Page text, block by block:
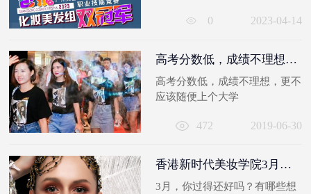
0 2023-04-14
高考分数低，成绩不理想，更不应该随便上个大学
高考分数低，成绩不理想，更不
应该随便上个大学
472 2019-06-30
香港新时代美妆学院3月作品选，好看skr人了！
3月，你过得还好吗？有哪些想